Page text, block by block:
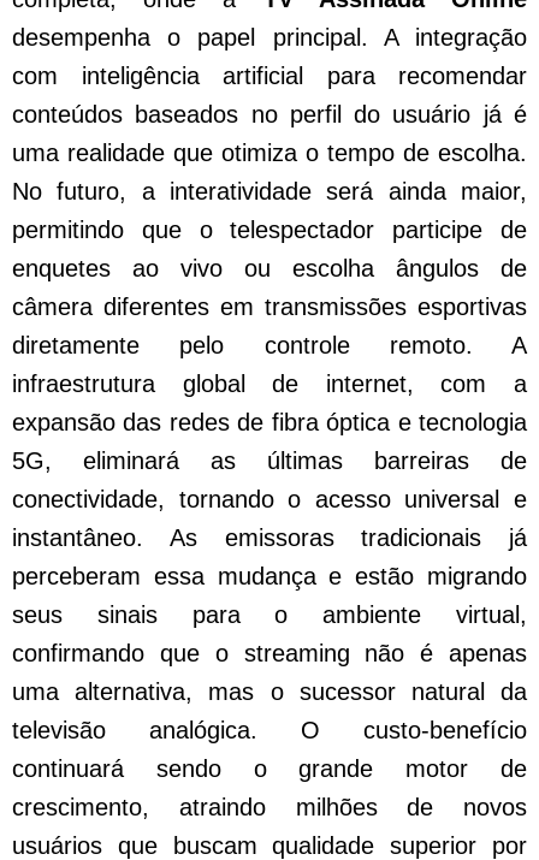
desempenha o papel principal. A integração
com inteligência artificial para recomendar
conteúdos baseados no perfil do usuário já é
uma realidade que otimiza o tempo de escolha.
No futuro, a interatividade será ainda maior,
permitindo que o telespectador participe de
enquetes ao vivo ou escolha ângulos de
câmera diferentes em transmissões esportivas
diretamente pelo controle remoto. A
infraestrutura global de internet, com a
expansão das redes de fibra óptica e tecnologia
5G, eliminará as últimas barreiras de
conectividade, tornando o acesso universal e
instantâneo. As emissoras tradicionais já
perceberam essa mudança e estão migrando
seus sinais para o ambiente virtual,
confirmando que o streaming não é apenas
uma alternativa, mas o sucessor natural da
televisão analógica. O custo-benefício
continuará sendo o grande motor de
crescimento, atraindo milhões de novos
usuários que buscam qualidade superior por